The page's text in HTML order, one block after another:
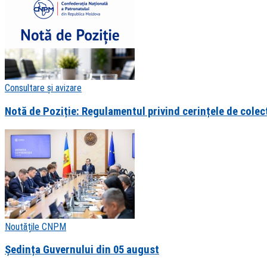
Consultare și avizare
Notă de Poziție: Regulamentul privind cerințele de
Noutățile CNPM
Ședința Guvernului din 05 august